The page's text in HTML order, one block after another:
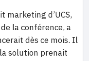
marketing d’UCS,
la conférence, a
dès ce mois. Il
solution prenait